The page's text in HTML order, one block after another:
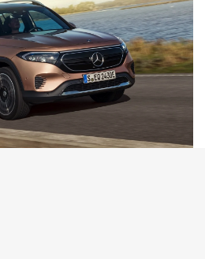
maximale Ladeleistung von 22
Ihr Elektrofahrzeug niemals
auf AC-Ladestationen
Ladestation mit einer höheren
verwenden, wird Ihr
der maximalen Geschwindigkeit
mit einem Onboard-
Fahrzeugs kompatibel sind,
gewährleisten. Unsere
Größen und